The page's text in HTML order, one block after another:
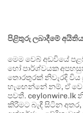
පිළිතුරු ලබාදීමේ අයිතිය
මෙම වෙබ් අඩවියේ
හෝ පාර්ශ්වයක
තොරතුරක් නිවැරදි විය
හැඟෙන්නේ නම්, ඒ
පවතී. ceylonwire.lk
කිරීමට බැඳී සිටින